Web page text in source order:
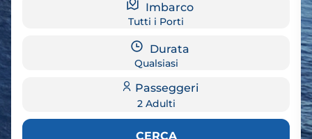
Imbarco
Tutti i Porti
Durata
Qualsiasi
Passeggeri
2 Adulti
CERCA